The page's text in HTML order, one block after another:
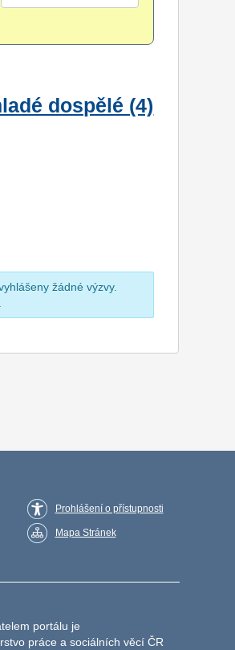
dospělé (4)
žádné výzvy.
Prohlášení o přístupnosti
Mapa Stránek
portálu je
práce a sociálních věcí ČR